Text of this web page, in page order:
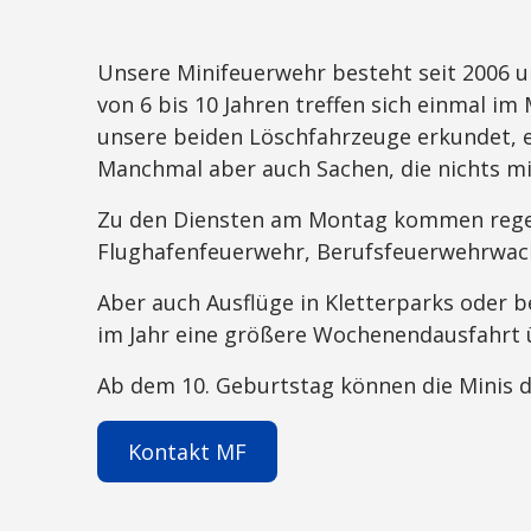
Unsere Minifeuerwehr besteht seit 2006
von 6 bis 10 Jahren treffen sich einmal
unsere beiden Löschfahrzeuge
Manchmal aber auch Sachen, die nichts
Zu den Diensten am Montag kommen
Flughafenfeuerwehr,
Aber auch Ausflüge in Kletterparks oder
im Jahr eine größere
Ab dem 10. Geburtstag können die Minis
Kontakt MF